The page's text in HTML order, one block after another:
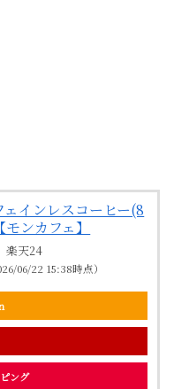
ェインレスコーヒー(8
ンカフェ】
楽天24
06/22 15:38時点）
ング